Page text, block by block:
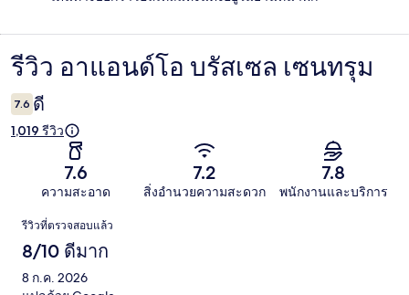
รีวิว
รีวิว อาแอนด์โอ บรัสเซล เซนทรุม
7.6 ดี
1,019 รีวิว
7.6
ความสะอาด
7.2
สิ่งอำนวยความสะดวก
7.8
พนักงานและบริการ
รีวิว
รีวิวที่ตรวจสอบแล้ว
8/10 ดีมาก
8 ก.ค. 2026